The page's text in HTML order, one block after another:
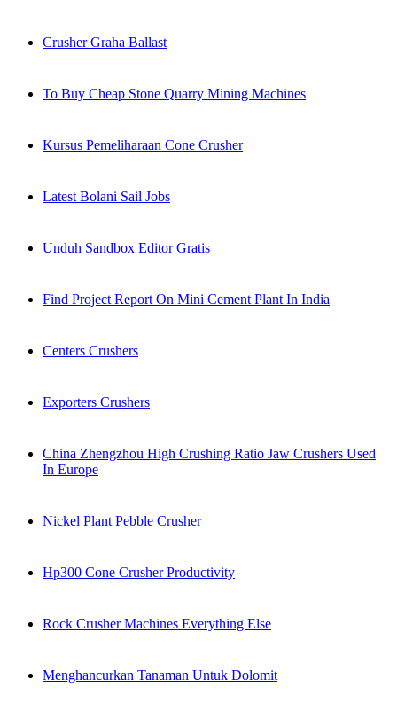
Crusher Graha Ballast
To Buy Cheap Stone Quarry Mining Machines
Kursus Pemeliharaan Cone Crusher
Latest Bolani Sail Jobs
Unduh Sandbox Editor Gratis
Find Project Report On Mini Cement Plant In India
Centers Crushers
Exporters Crushers
China Zhengzhou High Crushing Ratio Jaw Crushers Used
In Europe
Nickel Plant Pebble Crusher
Hp300 Cone Crusher Productivity
Rock Crusher Machines Everything Else
Menghancurkan Tanaman Untuk Dolomit